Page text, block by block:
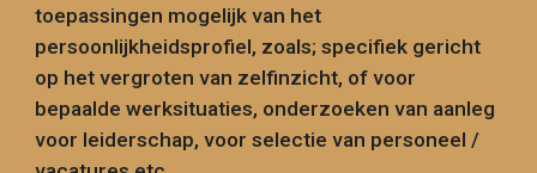
toepassingen mogelijk van het
persoonlijkheidsprofiel, zoals; specifiek gericht
op het vergroten van zelfinzicht, of voor
bepaalde werksituaties, onderzoeken van aanleg
voor leiderschap, voor selectie van personeel /